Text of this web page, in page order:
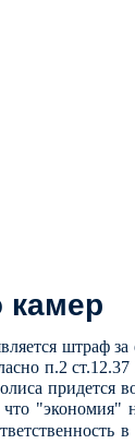
штраф
п.2
придется
"экономия"